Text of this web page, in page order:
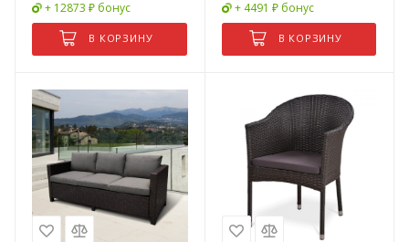
+ 12873 ₽ бонус
В КОРЗИНУ
+ 4491 ₽ бонус
В КОРЗИНУ